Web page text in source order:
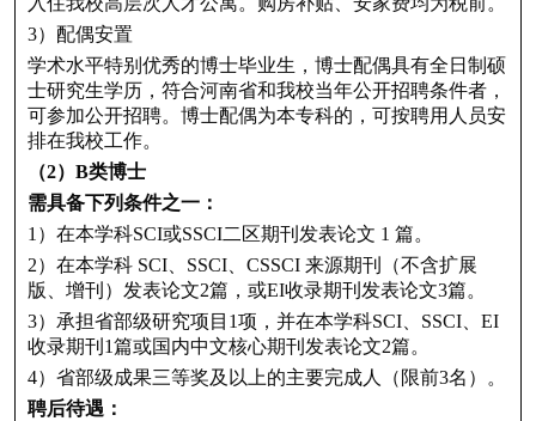
3）配偶安置
学术水平特别优秀的博士毕业生，博士配偶具有全日制硕
士研究生学历，符合河南省和我校当年公开招聘条件者，
可参加公开招聘。博士配偶为本专科的，可按聘用人员安
排在我校工作。
（2）B类博士
需具备下列条件之一：
1）在本学科SCI或SSCI二区期刊发表论文 1 篇。
2）在本学科 SCI、SSCI、CSSCI 来源期刊（不含扩展
版、增刊）发表论文2篇，或EI收录期刊发表论文3篇。
3）承担省部级研究项目1项，并在本学科SCI、SSCI、EI
收录期刊1篇或国内中文核心期刊发表论文2篇。
4）省部级成果三等奖及以上的主要完成人（限前3名）。
聘后待遇：